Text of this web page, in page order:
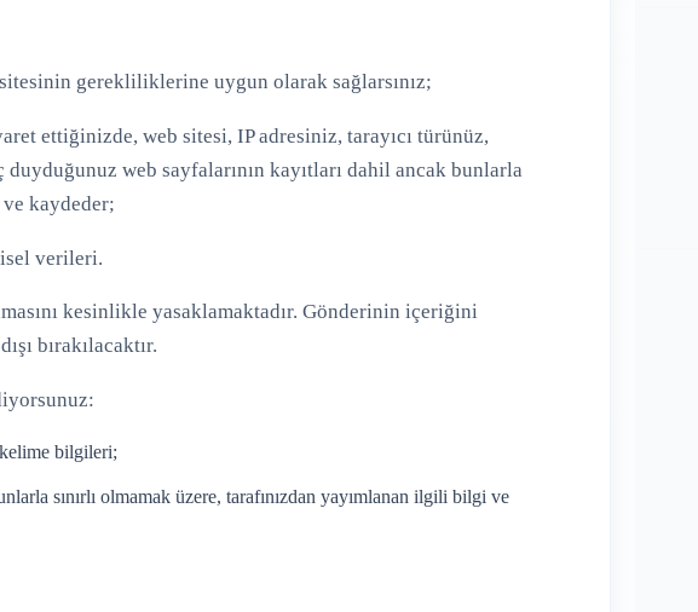
gerekliliklerine uygun olarak sağlarsınız;
ettiğinizde, web sitesi, IP adresiniz, tarayıcı türünüz,
web sayfalarının kayıtları dahil ancak bunlarla
ve kaydeder;
verileri.
kesinlikle yasaklamaktadır. Gönderinin içeriğini
bırakılacaktır.
bilgileri;
sınırlı olmamak üzere, tarafınızdan yayımlanan ilgili bilgi ve